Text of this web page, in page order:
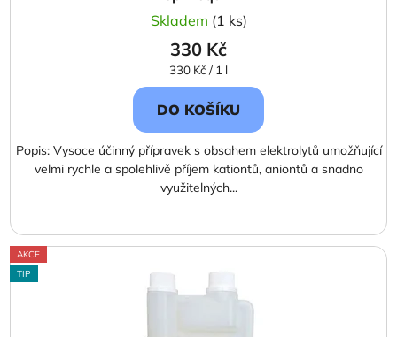
Skladem (1 ks)
330 Kč
Měrná
cena:
330 Kč / 1 l
DO KOŠÍKU
Popis: Vysoce účinný přípravek s obsahem elektrolytů umožňující
velmi rychle a spolehlivě příjem kationtů, aniontů a snadno
využitelných...
AKCE
TIP